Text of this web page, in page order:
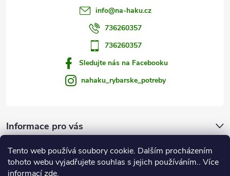
Tento web používá soubory cookie. Dalším procházením
tohoto webu vyjadřujete souhlas s jejich používáním.. Více
informacízde.
Informace pro vás
Zprávy od vody
info@na-haku.cz
736260357
736260357
Sledujte nás na Facebooku
nahaku_rybarske_potreby